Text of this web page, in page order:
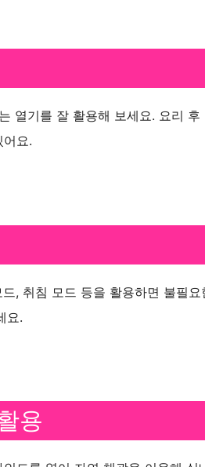
열기를 잘 활용해 보세요. 요리
요.
, 취침 모드 등을 활용하면 불필
요.
용